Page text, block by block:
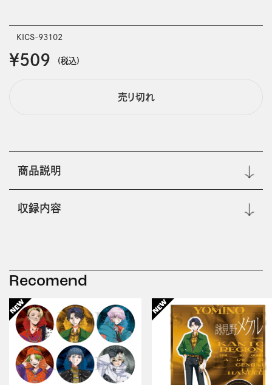
KICS-93102
￥509 (税込)
売り切れ
商品説明
収録内容
Recomend